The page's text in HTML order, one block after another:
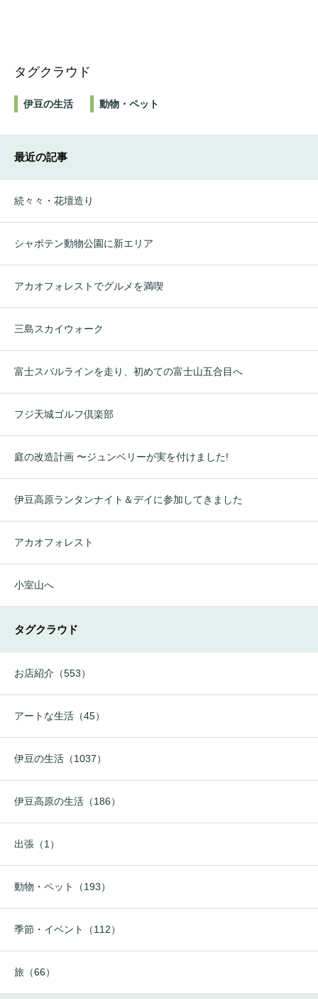
タグクラウド
伊豆の生活 動物・ペット
最近の記事
続々々・花壇造り
シャボテン動物公園に新エリア
アカオフォレストでグルメを満喫
三島スカイウォーク
富士スバルラインを走り、初めての富士山五合目へ
フジ天城ゴルフ倶楽部
庭の改造計画 〜ジュンベリーが実を付けました!
伊豆高原ランタンナイト＆デイに参加してきました
アカオフォレスト
小室山へ
タグクラウド
お店紹介（553）
アートな生活（45）
伊豆の生活（1037）
伊豆高原の生活（186）
出張（1）
動物・ペット（193）
季節・イベント（112）
旅（66）